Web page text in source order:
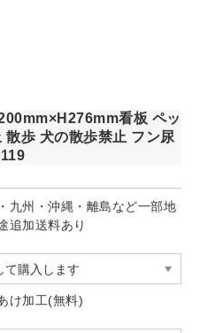
看板 ペッ
散歩 犬の散歩禁止 フン尿
九州・沖縄・離島など一部地
追加送料あり
け加工(無料)